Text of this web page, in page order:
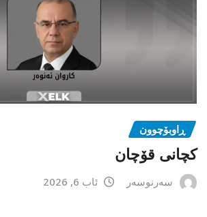
ڕاوبۆچوون
کچانی قۆچان
سەرنوسەر ئاب 6, 2026